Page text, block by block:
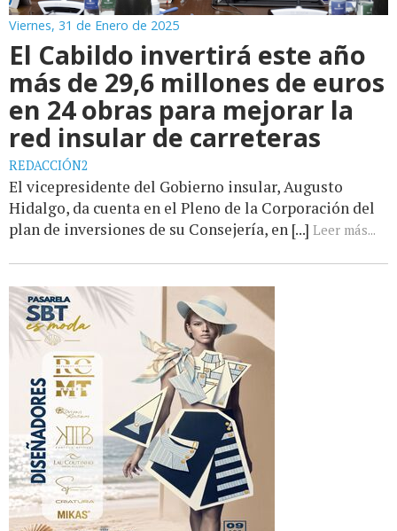
Viernes, 31 de Enero de 2025
El Cabildo invertirá este año
más de 29,6 millones de euros
en 24 obras para mejorar la
red insular de carreteras
REDACCIÓN2
El vicepresidente del Gobierno insular, Augusto
Hidalgo, da cuenta en el Pleno de la Corporación del
plan de inversiones de su Consejería, en [...] Leer más...